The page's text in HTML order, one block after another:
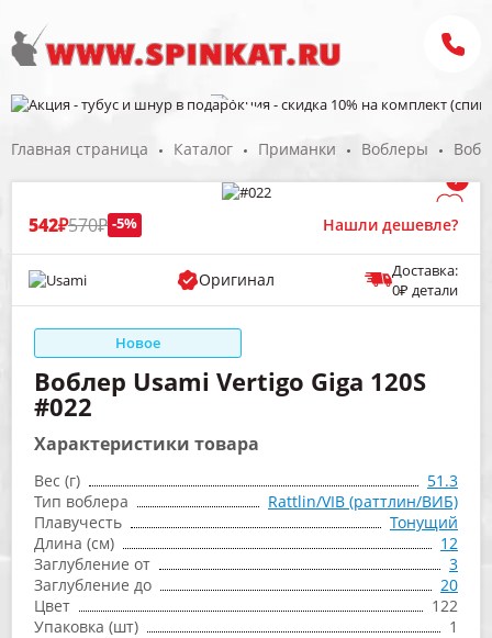
Главная страница Каталог Приманки Воблеры
/
542₽570₽ -5% Нашли дешевле?
Оригинал
Доставка:
0₽ детали
Новое
Воблер Usami Vertigo Giga 120S
#022
Характеристики товара
Вес (г)
51.3
Тип воблера
Rattlin/VIB (раттлин/ВИБ)
Плавучесть
Тонущий
Длина (см)
12
Заглубление от
3
Заглубление до
20
Цвет
122
Упаковка (шт)
1